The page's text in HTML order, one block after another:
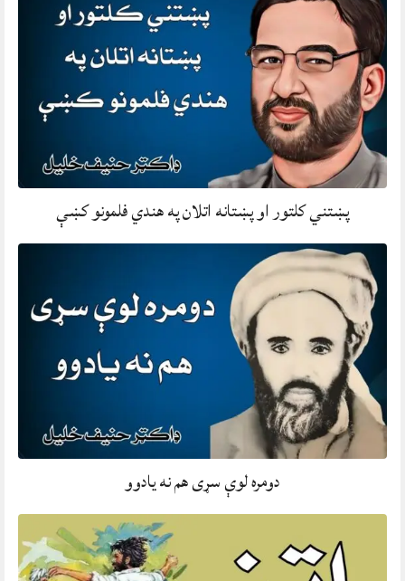
پښتني کلتور او پښتانه اتلان په هندي فلمونو کښې
دومره لوې سړی هم نه يادوو